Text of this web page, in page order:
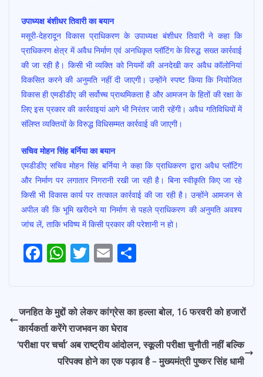
उपाध्यक्ष बंशीधर तिवारी का बयान
मसूरी-देहरादून विकास प्राधिकरण के उपाध्यक्ष बंशीधर तिवारी ने कहा कि
प्राधिकरण क्षेत्र में अवैध निर्माण एवं अनधिकृत प्लॉटिंग के विरुद्ध सख्त कार्रवाई
की जा रही है। किसी भी व्यक्ति को नियमों की अनदेखी कर अवैध कॉलोनियां
विकसित करने की अनुमति नहीं दी जाएगी। उन्होंने स्पष्ट किया कि नियोजित
विकास ही एमडीडीए की सर्वोच्च प्राथमिकता है और आमजन के हितों की रक्षा के
लिए इस प्रकार की कार्रवाइयां आगे भी निरंतर जारी रहेंगी। अवैध गतिविधियों में
संलिप्त व्यक्तियों के विरुद्ध विधिसम्मत कार्रवाई की जाएगी।
सचिव मोहन सिंह बर्निया का बयान
एमडीडीए सचिव मोहन सिंह बर्निया ने कहा कि प्राधिकरण द्वारा अवैध प्लॉटिंग
और निर्माण पर लगातार निगरानी रखी जा रही है। बिना स्वीकृति किए जा रहे
किसी भी विकास कार्य पर तत्काल कार्रवाई की जा रही है। उन्होंने आमजन से
अपील की कि भूमि खरीदने या निर्माण से पहले प्राधिकरण की अनुमति अवश्य
जांच लें, ताकि भविष्य में किसी प्रकार की परेशानी न हो।
Post
F
b
o
o
W
s
A
p
p
T
er
E
l e
जनहित के मुद्दों को लेकर कांग्रेस का हल्ला बोल, 16 फरवरी को हजारों
कार्यकर्ता करेंगे राजभवन का घेराव
‘परीक्षा पर चर्चा’ अब राष्ट्रीय आंदोलन, स्कूली परीक्षा चुनौती नहीं बल्कि
परिपक्व होने का एक पड़ाव है – मुख्यमंत्री पुष्कर सिंह धामी